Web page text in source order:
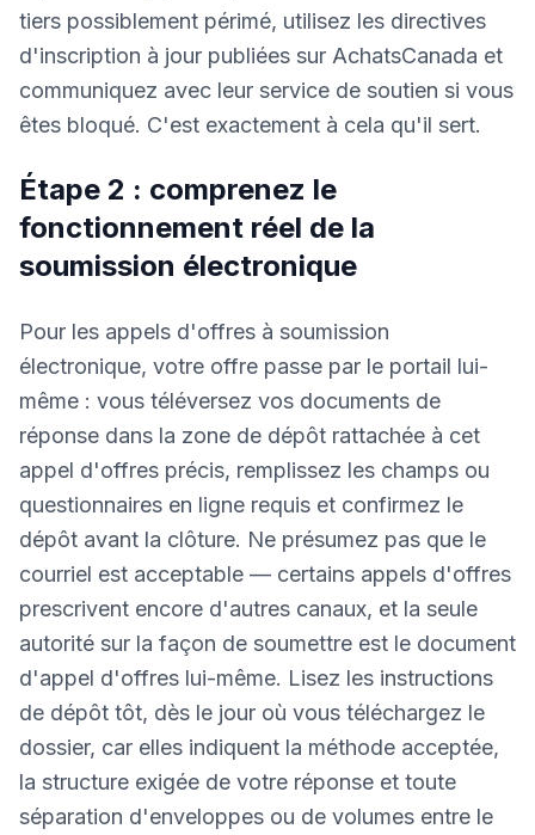
tiers possiblement périmé, utilisez les directives
d'inscription à jour publiées sur AchatsCanada et
communiquez avec leur service de soutien si vous
êtes bloqué. C'est exactement à cela qu'il sert.
Étape 2 : comprenez le
fonctionnement réel de la
soumission électronique
Pour les appels d'offres à soumission
électronique, votre offre passe par le portail lui-
même : vous téléversez vos documents de
réponse dans la zone de dépôt rattachée à cet
appel d'offres précis, remplissez les champs ou
questionnaires en ligne requis et confirmez le
dépôt avant la clôture. Ne présumez pas que le
courriel est acceptable — certains appels d'offres
prescrivent encore d'autres canaux, et la seule
autorité sur la façon de soumettre est le document
d'appel d'offres lui-même. Lisez les instructions
de dépôt tôt, dès le jour où vous téléchargez le
dossier, car elles indiquent la méthode acceptée,
la structure exigée de votre réponse et toute
séparation d'enveloppes ou de volumes entre le